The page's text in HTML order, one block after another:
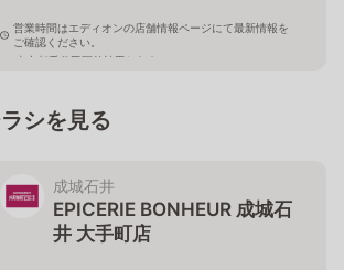
営業時間はエディオンの店舗情報ページにて最新情報を
ご確認ください。
東京都千代田区外神田1-2-9
シを見る
成城石井
EPICERIE BONHEUR 成城石
井 大手町店